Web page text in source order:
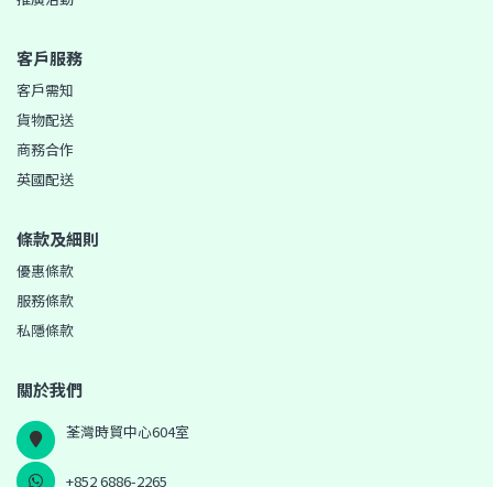
客戶服務
客戶需知
貨物配送
商務合作
英國配送
條款及細則
優惠條款
服務條款
私隱條款
關於我們
荃灣時貿中心604室
+852 6886-2265